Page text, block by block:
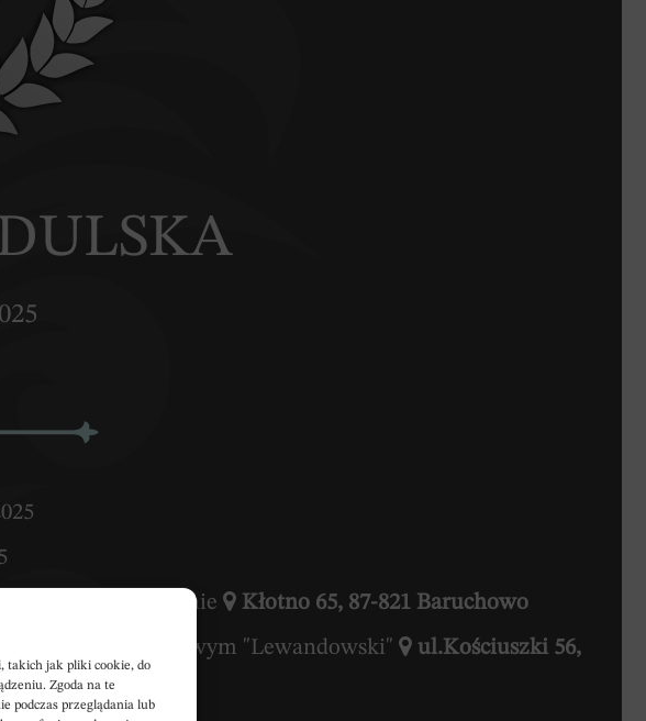
takich jak pliki cookie, do
Zgoda na te
podczas przeglądania lub
Trójcy w Kłotnie
Kłotno 65, 87-821 Baruchowo
Pogrzebowym "Lewandowski"
ul.Kościuszki 56,